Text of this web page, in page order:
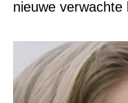
nieuwe verwachte